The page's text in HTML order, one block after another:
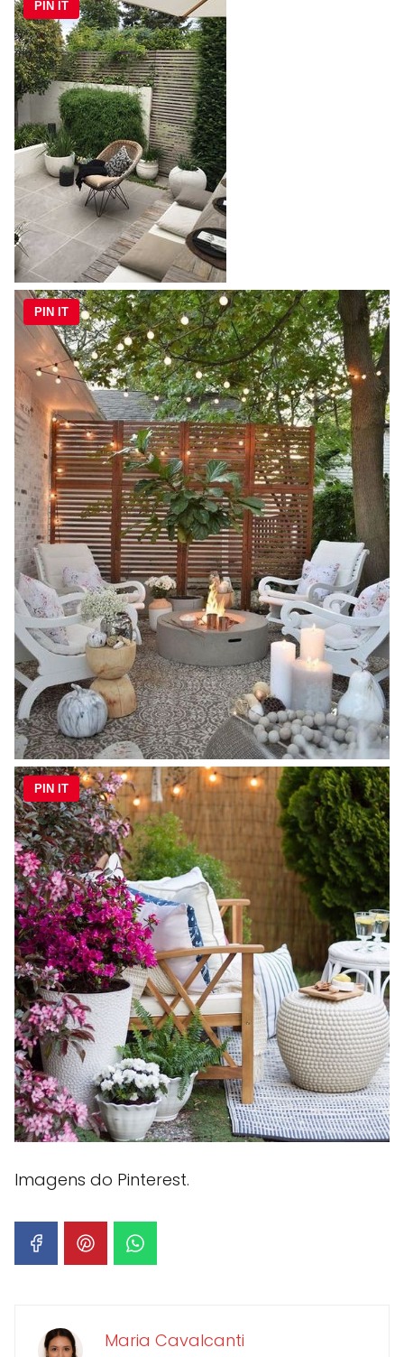
PIN IT
PIN IT
PIN IT
Imagens do Pinterest.
Maria Cavalcanti